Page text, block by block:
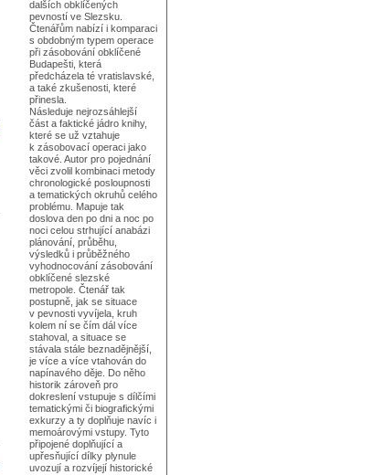
dalších obklíčených
pevností ve Slezsku.
Čtenářům nabízí i komparaci
s obdobným typem operace
při zásobování obklíčené
Budapešti, která
předcházela té vratislavské,
a také zkušenosti, které
přinesla.
Následuje nejrozsáhlejší
část a faktické jádro knihy,
které se už vztahuje
k zásobovací operaci jako
takové. Autor pro pojednání
věci zvolil kombinaci metody
chronologické posloupnosti
a tematických okruhů celého
problému. Mapuje tak
doslova den po dni a noc po
noci celou strhující anabázi
plánování, průběhu,
výsledků i průběžného
vyhodnocování zásobování
obklíčené slezské
metropole. Čtenář tak
postupně, jak se situace
v pevnosti vyvíjela, kruh
kolem ní se čím dál více
stahoval, a situace se
stávala stále beznadějnější,
je více a více vtahován do
napínavého děje. Do něho
historik zároveň pro
dokreslení vstupuje s dílčími
tematickými či biografickými
exkurzy a ty doplňuje navíc i
memoárovými vstupy. Tyto
připojené doplňující a
upřesňující dílky plynule
uvozují a rozvíjejí historické